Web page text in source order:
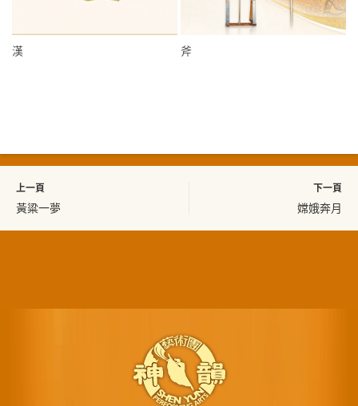
漢 斧
上一頁
黃粱一夢
下一頁
嫦娥奔月